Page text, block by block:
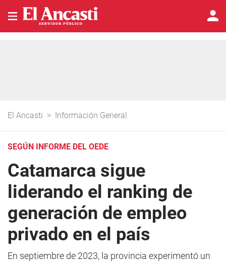
El Ancasti > Información General
SEGÚN INFORME DEL OEDE
Catamarca sigue
liderando el ranking de
generación de empleo
privado en el país
En septiembre de 2023, la provincia experimentó un